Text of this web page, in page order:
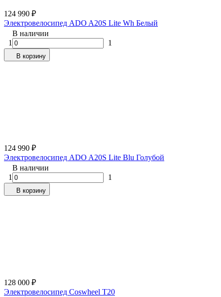
124 990 ₽
Электровелосипед ADO A20S Lite Wh Белый
В наличии
1
1
В корзину
124 990 ₽
Электровелосипед ADO A20S Lite Blu Голубой
В наличии
1
1
В корзину
128 000 ₽
Электровелосипед Coswheel T20